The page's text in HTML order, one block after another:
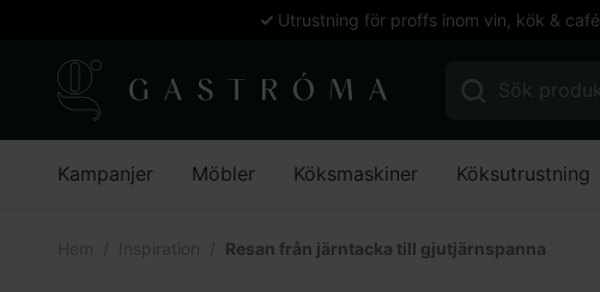
Utrustning för proffs inom vin, kök & café
Sök efter:
Kampanjer Möbler Köksmaskiner Köksutrustning
Resan från järntacka till gjutjärnspanna